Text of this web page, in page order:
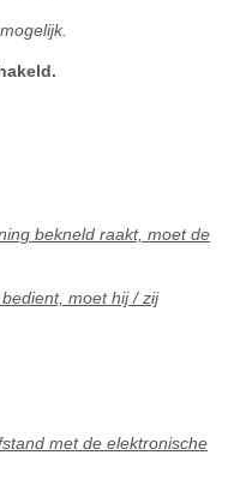
bekneld raakt, moet de
moet hij / zij
met de elektronische